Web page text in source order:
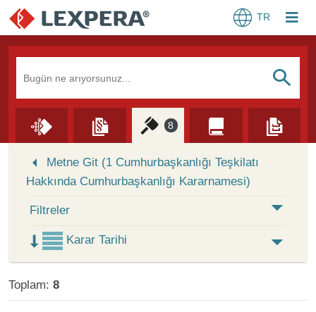
TR
S
8
Metne Git (1 Cumhurbaşkanlığı Teşkilatı
Hakkında Cumhurbaşkanlığı Kararnamesi)
Filtreler
Karar Tarihi
Toplam: 8